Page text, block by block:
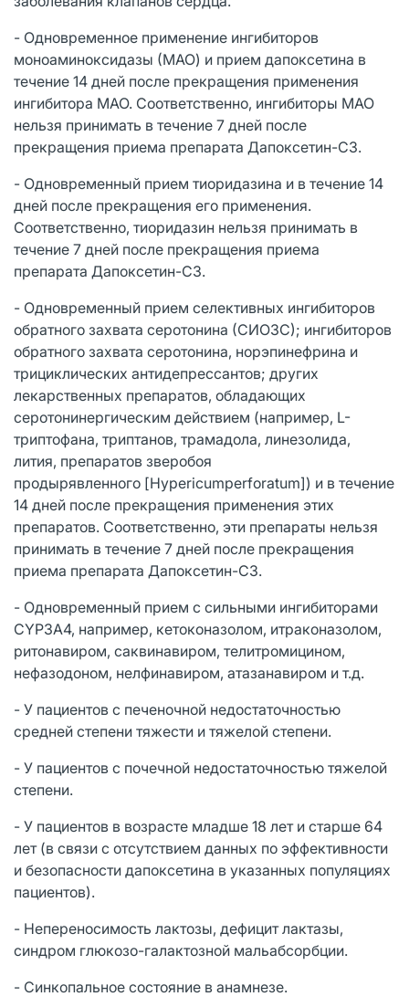
- Одновременное применение ингибиторов
моноаминоксидазы (МАО) и прием дапоксетина в
течение 14 дней после прекращения применения
ингибитора МАО. Соответственно, ингибиторы МАО
нельзя принимать в течение 7 дней после
прекращения приема препарата Дапоксетин-СЗ.
- Одновременный прием тиоридазина и в течение 14
дней после прекращения его применения.
Соответственно, тиоридазин нельзя принимать в
течение 7 дней после прекращения приема
препарата Дапоксетин-СЗ.
- Одновременный прием селективных ингибиторов
обратного захвата серотонина (СИОЗС); ингибиторов
обратного захвата серотонина, норэпинефрина и
трициклических антидепрессантов; других
лекарственных препаратов, обладающих
серотонинергическим действием (например, L-
триптофана, триптанов, трамадола, линезолида,
лития, препаратов зверобоя
продырявленного [Hypericumperforatum]) и в течение
14 дней после прекращения применения этих
препаратов. Соответственно, эти препараты нельзя
принимать в течение 7 дней после прекращения
приема препарата Дапоксетин-СЗ.
- Одновременный прием с сильными ингибиторами
CYP3A4, например, кетоконазолом, итраконазолом,
ритонавиром, саквинавиром, телитромицином,
нефазодоном, нелфинавиром, атазанавиром и т.д.
- У пациентов с печеночной недостаточностью
средней степени тяжести и тяжелой степени.
- У пациентов с почечной недостаточностью тяжелой
степени.
- У пациентов в возрасте младше 18 лет и старше 64
лет (в связи с отсутствием данных по эффективности
и безопасности дапоксетина в указанных популяциях
пациентов).
- Непереносимость лактозы, дефицит лактазы,
синдром глюкозо-галактозной мальабсорбции.
- Синкопальное состояние в анамнезе.